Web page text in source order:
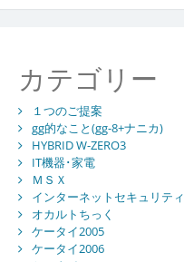
カテゴリー
１つのご提案
gg的なこと(gg-8+ナニカ)
HYBRID W-ZERO3
IT機器･家電
ＭＳＸ
インターネットセキュリティ
オカルトちっく
ケータイ2005
ケータイ2006